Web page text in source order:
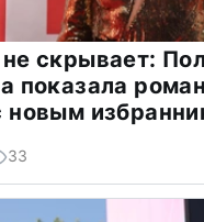
скрывает:
показала
новым
33